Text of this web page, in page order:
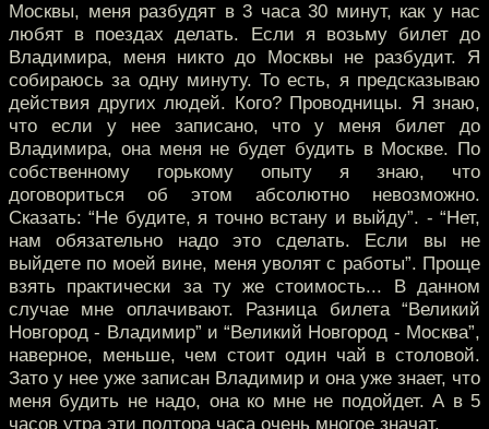
Москвы, меня разбудят в 3 часа 30 минут, как у нас
любят в поездах делать. Если я возьму билет до
Владимира, меня никто до Москвы не разбудит. Я
собираюсь за одну минуту. То есть, я предсказываю
действия других людей. Кого? Проводницы. Я знаю,
что если у нее записано, что у меня билет до
Владимира, она меня не будет будить в Москве. По
собственному горькому опыту я знаю, что
договориться об этом абсолютно невозможно.
Сказать: “Не будите, я точно встану и выйду”. - “Нет,
нам обязательно надо это сделать. Если вы не
выйдете по моей вине, меня уволят с работы”. Проще
взять практически за ту же стоимость... В данном
случае мне оплачивают. Разница билета “Великий
Новгород - Владимир” и “Великий Новгород - Москва”,
наверное, меньше, чем стоит один чай в столовой.
Зато у нее уже записан Владимир и она уже знает, что
меня будить не надо, она ко мне не подойдет. А в 5
часов утра эти полтора часа очень многое значат.